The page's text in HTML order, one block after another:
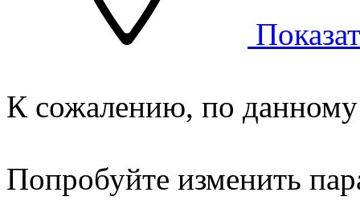
К сожалению, по данному
Попробуйте изменить